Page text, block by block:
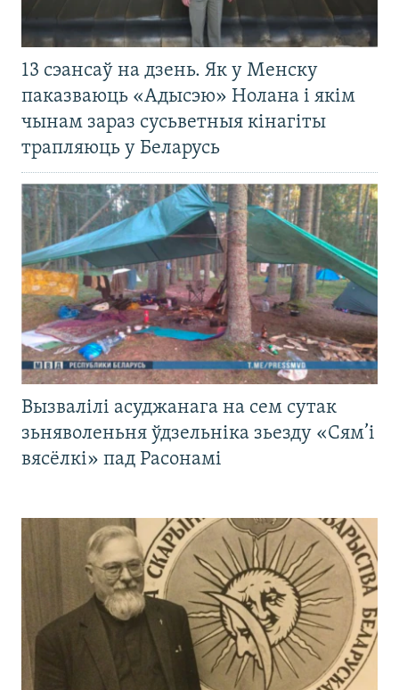
13 сэансаў на дзень. Як у Менску
паказваюць «Адысэю» Нолана і якім
чынам зараз сусьветныя кінагіты
трапляюць у Беларусь
Вызвалілі асуджанага на сем сутак
зьняволеньня ўдзельніка зьезду «Сям’і
вясёлкі» пад Расонамі